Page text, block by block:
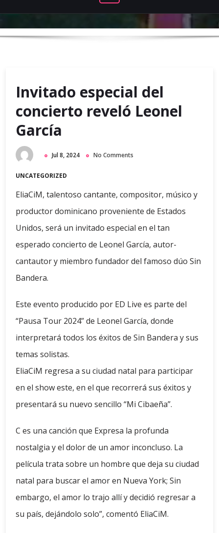
Invitado especial del
concierto reveló Leonel
García
Jul 8, 2024 No Comments
UNCATEGORIZED
EliaCiM, talentoso cantante, compositor, músico y
productor dominicano proveniente de Estados
Unidos, será un invitado especial en el tan
esperado concierto de Leonel García, autor-
cantautor y miembro fundador del famoso dúo Sin
Bandera.
Este evento producido por ED Live es parte del
“Pausa Tour 2024” de Leonel García, donde
interpretará todos los éxitos de Sin Bandera y sus
temas solistas.
EliaCiM regresa a su ciudad natal para participar
en el show este, en el que recorrerá sus éxitos y
presentará su nuevo sencillo “Mi Cibaeña”.
C es una canción que Expresa la profunda
nostalgia y el dolor de un amor inconcluso. La
película trata sobre un hombre que deja su ciudad
natal para buscar el amor en Nueva York; Sin
embargo, el amor lo trajo allí y decidió regresar a
su país, dejándolo solo”, comentó EliaCiM.